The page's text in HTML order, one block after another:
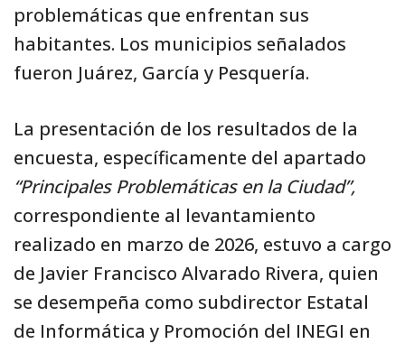
problemáticas que enfrentan sus
habitantes. Los municipios señalados
fueron Juárez, García y Pesquería.
La presentación de los resultados de la
encuesta, específicamente del apartado
“Principales Problemáticas en la Ciudad”,
correspondiente al levantamiento
realizado en marzo de 2026, estuvo a cargo
de Javier Francisco Alvarado Rivera, quien
se desempeña como subdirector Estatal
de Informática y Promoción del INEGI en